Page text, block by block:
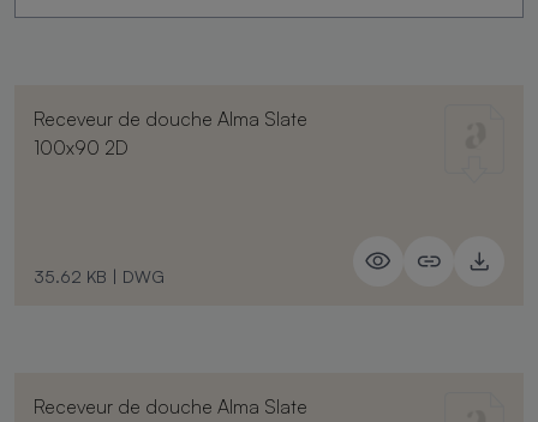
Receveur de douche Alma Slate
100x90 2D
35.62 KB | DWG
Receveur de douche Alma Slate